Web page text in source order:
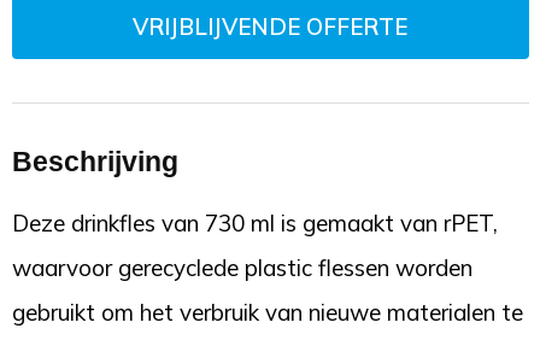
VRIJBLIJVENDE OFFERTE
Beschrijving
Deze drinkfles van 730 ml is gemaakt van rPET,
waarvoor gerecyclede plastic flessen worden
gebruikt om het verbruik van nieuwe materialen te